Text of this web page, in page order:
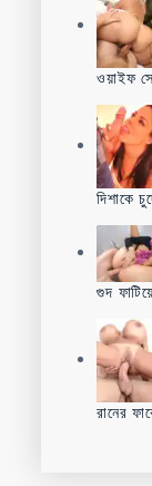
ওয়াইফ
দিশাকে
গুদ
রানের